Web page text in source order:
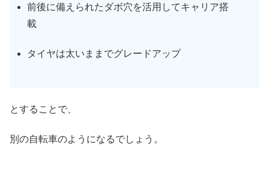
前後に備えられたダボ穴を活用してキャリア搭
載
タイヤは太いままでグレードアップ
とすることで、
別の自転車のようになるでしょう。